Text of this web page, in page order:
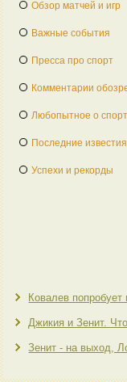
Обзор матчей и игр
Важные события
Пресса про спорт
Комментарии
Любопытное о
Последние известия
Успехи и рекорды
Ковалев попробует
Джикия и Зенит.
Зенит - на выход,